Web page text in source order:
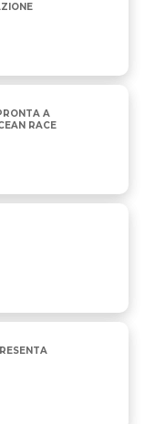
PETTORALE E
A
RACE
“ALLAGRANDE